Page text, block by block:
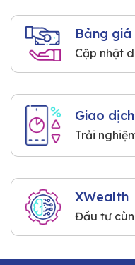
Bảng giá
Cập nhật
Giao
Trải
XWealth
Đầu tư